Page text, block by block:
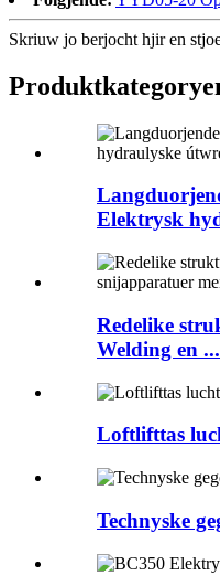
Skriuw jo berjocht hjir en
Elektrysk
Redelike
Welding en ...
Loftlifttas
Technyske